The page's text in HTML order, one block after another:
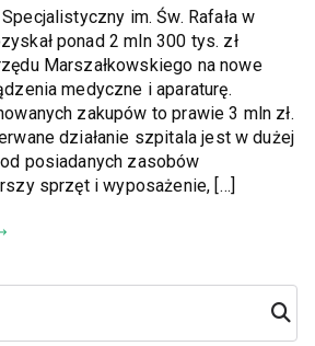
im. Św. Rafała w
ponad 2 mln 300 tys. zł
Marszałkowskiego na nowe
medyczne i aparaturę.
zakupów to prawie 3 mln zł.
działanie szpitala jest w dużej
posiadanych zasobów
sprzęt i wyposażenie, […]
Szuka
j